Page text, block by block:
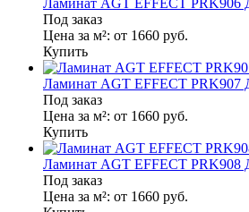
Под заказ
Цена за м²: от 1660 руб.
Купить
Ламинат AGT EFFECT PRK907
Под заказ
Цена за м²: от 1660 руб.
Купить
Ламинат AGT EFFECT PRK908
Под заказ
Цена за м²: от 1660 руб.